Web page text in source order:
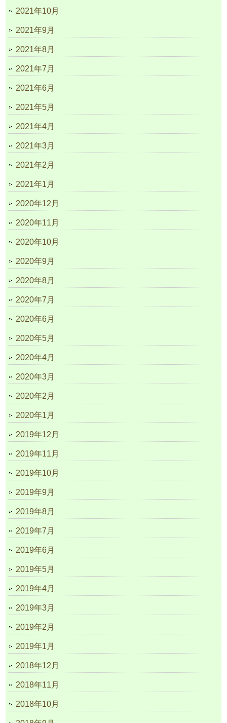
2021年10月
2021年9月
2021年8月
2021年7月
2021年6月
2021年5月
2021年4月
2021年3月
2021年2月
2021年1月
2020年12月
2020年11月
2020年10月
2020年9月
2020年8月
2020年7月
2020年6月
2020年5月
2020年4月
2020年3月
2020年2月
2020年1月
2019年12月
2019年11月
2019年10月
2019年9月
2019年8月
2019年7月
2019年6月
2019年5月
2019年4月
2019年3月
2019年2月
2019年1月
2018年12月
2018年11月
2018年10月